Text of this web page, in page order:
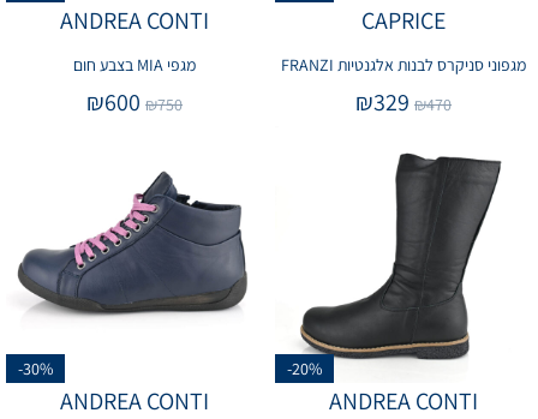
CAPRICE
מגפוני סניקרס לבנות אלגנטיות FRANZI
₪470
₪329
ANDREA CONTI
מגפי MIA בצבע חום
₪750
₪600
-20%
ANDREA CONTI
-30%
ANDREA CONTI